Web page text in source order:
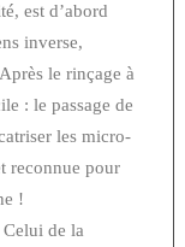
est d’abord
inverse,
le rinçage à
: le passage de
les micro-
reconnue pour
!
de la